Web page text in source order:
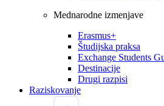
Mednarodne izmenjave
Erasmus+
Študijska praksa
Exchange Students
Destinacije
Drugi razpisi
Raziskovanje